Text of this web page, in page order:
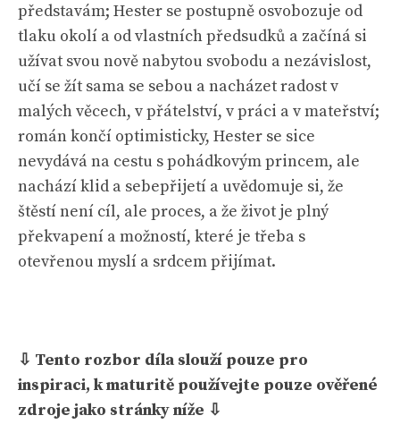
představám; Hester se postupně osvobozuje od
tlaku okolí a od vlastních předsudků a začíná si
užívat svou nově nabytou svobodu a nezávislost,
učí se žít sama se sebou a nacházet radost v
malých věcech, v přátelství, v práci a v mateřství;
román končí optimisticky, Hester se sice
nevydává na cestu s pohádkovým princem, ale
nachází klid a sebepřijetí a uvědomuje si, že
štěstí není cíl, ale proces, a že život je plný
překvapení a možností, které je třeba s
otevřenou myslí a srdcem přijímat.
⇩ Tento rozbor díla slouží pouze pro
inspiraci, k maturitě používejte pouze ověřené
zdroje jako stránky níže ⇩